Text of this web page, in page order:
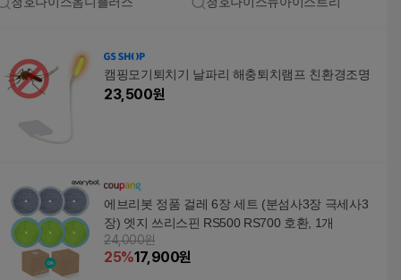
캠핑모기퇴치기 날파리 해충퇴치램프 친환경조명
23,500원
에브리봇 정품 걸레 6장 세트 (분섬사3장 극세사3
장) 엣지 쓰리스핀 RS500 RS700 호환, 1개
24,000원
25%17,900원